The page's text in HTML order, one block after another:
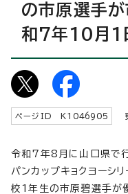
の市原選手が
和7年10月1
ページID K 1046905
令和7年8月に山口県で
パンカップキョクヨーシ
校1年生の市原碧選手が